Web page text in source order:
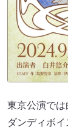
東京公演で
ダンディボ